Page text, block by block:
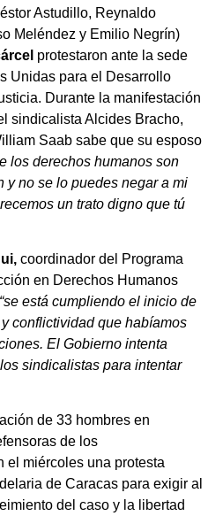
Astudillo, Reynaldo
Meléndez y Emilio Negrín)
protestaron ante la sede
Unidas para el Desarrollo
Durante la manifestación
sindicalista Alcides Bracho,
Saab sabe que su esposo
los derechos humanos son
no se lo puedes negar a mi
un trato digno que tú
coordinador del Programa
en Derechos Humanos
“se está cumpliendo el inicio de
conflictividad que habíamos
El Gobierno intenta
sindicalistas para intentar
de 33 hombres en
de los
el miércoles una protesta
de Caracas para exigir al
del caso y la libertad